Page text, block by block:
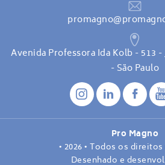
Avenida Professora Ida Kolb - 513
- São Paulo
Pro Magno
• 2026 • Todos os
Desenhado e